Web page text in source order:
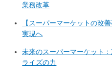
業務改革
【スーパーマーケットの改
実現へ
未来のスーパーマーケット
ライズの力